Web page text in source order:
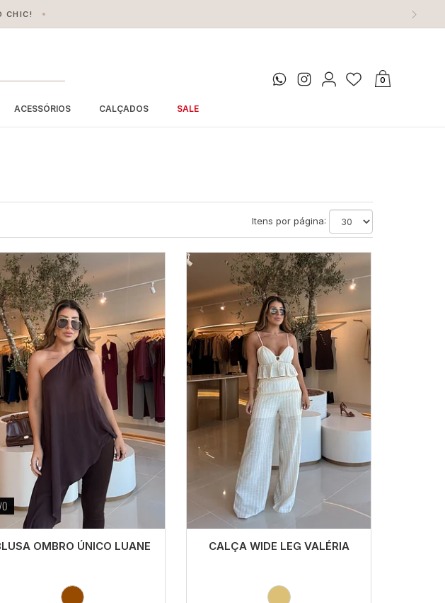
MULHERES
0
ACESSÓRIOS CALÇADOS SALE
Itens por página:
OMBRO ÚNICO LUANE CALÇA WIDE LEG VALÉRIA